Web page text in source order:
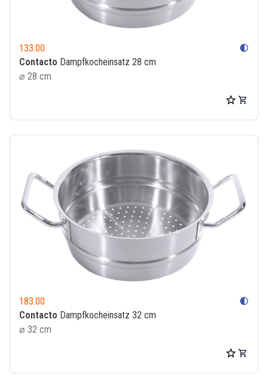
133.00 contrast
Contacto Dampfkocheinsatz 28 cm
⌀ 28 cm
183.00 contrast
Contacto Dampfkocheinsatz 32 cm
⌀ 32 cm